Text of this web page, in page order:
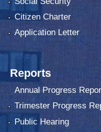
Citizen Charter
Application Letter
Reports
Annual Progress
Trimester Progress
Public Hearing